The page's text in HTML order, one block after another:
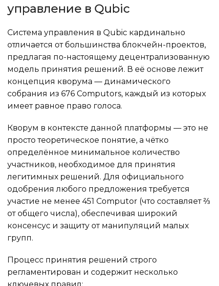
управление в Qubic
Система управления в Qubic кардинально
отличается от большинства блокчейн-проектов,
предлагая по-настоящему децентрализованную
модель принятия решений. В её основе лежит
концепция кворума — динамического
собрания из 676 Computors, каждый из которых
имеет равное право голоса.
Кворум в контексте данной платформы — это не
просто теоретическое понятие, а чётко
определённое минимальное количество
участников, необходимое для принятия
легитимных решений. Для официального
одобрения любого предложения требуется
участие не менее 451 Computor (что составляет ⅔
от общего числа), обеспечивая широкий
консенсус и защиту от манипуляций малых
групп.
Процесс принятия решений строго
регламентирован и содержит несколько
ключевых правил: